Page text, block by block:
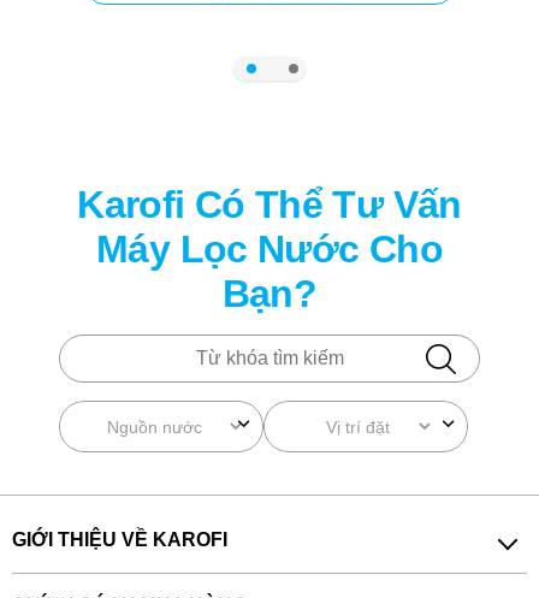
MÀNG LỌC RO
chất trong nước.
Karofi Có Thể Tư Vấn
Máy Lọc Nước Cho
Bạn?
GIỚI THIỆU VỀ KAROFI